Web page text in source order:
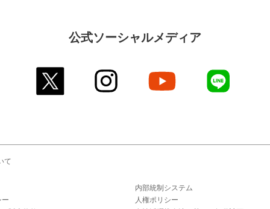
公式ソーシャルメディア
instagram youtube
て
内部統制システム
人権ポリシー